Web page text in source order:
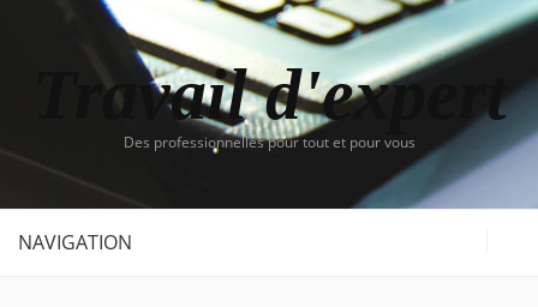
Travail d'expert
Des professionnelles pour tout et pour vous
NAVIGATION